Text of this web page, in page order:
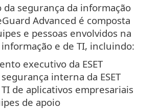
da segurança da informação
Advanced é composta
e pessoas envolvidos na
e de TI, incluindo:
executivo da ESET
interna da ESET
de aplicativos empresariais
de apoio